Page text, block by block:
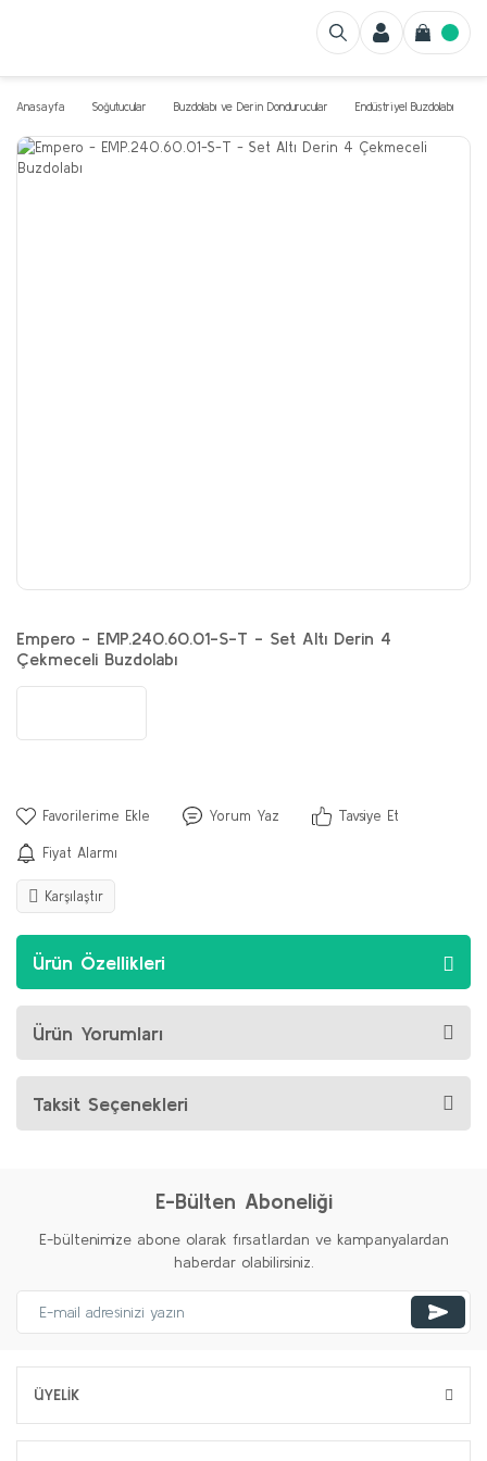
Anasayfa Soğutucular Buzdolabı ve Derin Dondurucular Endüstriyel Buzdolabı
Empero - EMP.240.60.01-S-T - Set Altı Derin 4
Çekmeceli Buzdolabı
Yorum Yaz Tavsiye Et
Fiyat Alarmı
Karşılaştır
Ürün Özellikleri
Ürün Yorumları
Taksit Seçenekleri
E-Bülten Aboneliği
E-bültenimize abone olarak fırsatlardan ve kampanyalardan
haberdar olabilirsiniz.
ÜYELİK